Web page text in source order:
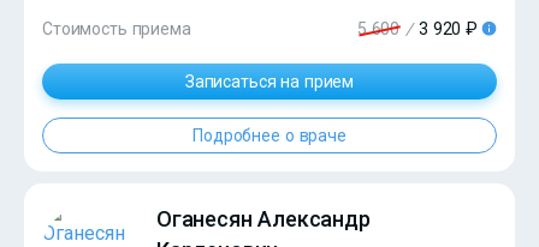
Стоимость приема 5 600 / 3 920 ₽
Записаться на прием
Подробнее о враче
Оганесян Александр